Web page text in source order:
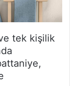
tek kişilik